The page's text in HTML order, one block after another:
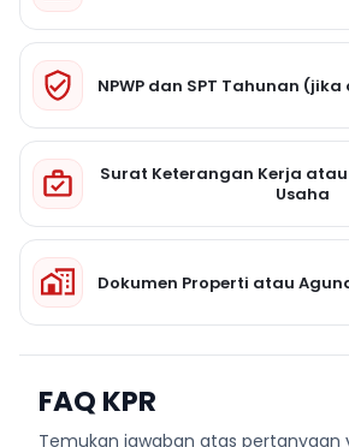
NPWP dan SPT Tahunan
Surat Keterangan Kerja
Usaha
Dokumen Properti atau
FAQ KPR
Temukan jawaban atas pertanyaan